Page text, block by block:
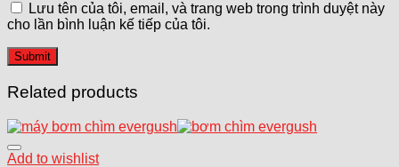
Lưu tên của tôi, email, và trang web trong trình duyệt này
cho lần bình luận kế tiếp của tôi.
Related products
Add to wishlist